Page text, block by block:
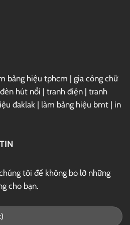
bảng hiệu tphcm | gia công chữ
hút nổi | tranh điện | tranh
đaklak | làm bảng hiệu bmt | in
tôi để không bỏ lỡ những
cho bạn.